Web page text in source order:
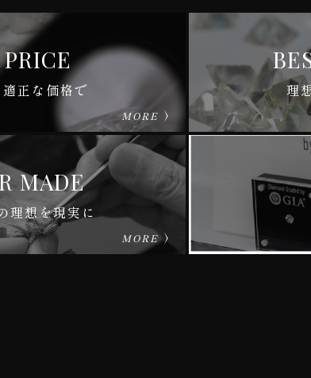
正な価格で
MORE
理
MADE
理想を現実に
MORE